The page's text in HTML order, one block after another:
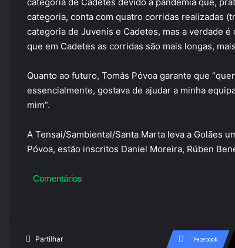
categoria, conta com quatro corridas realizadas
categoria de Juvenis e Cadetes, mas a verdade
que em Cadetes as corridas são mais longas,
Quanto ao futuro, Tomás Póvoa garante que
essencialmente, gostava de ajudar a minha
mim”.
A Tensai/Sambiental/Santa Marta leva a Golães
Póvoa, estão inscritos Daniel Moreira, Rúben
Comentários
Partilhar Facebook